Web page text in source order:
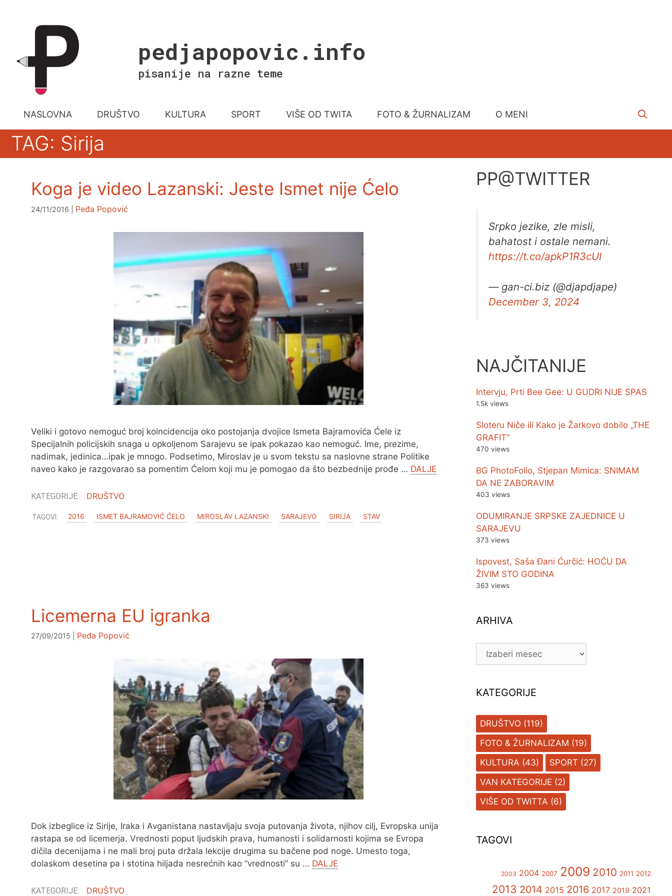
pedjapopovic.info
pisanije na razne teme
NASLOVNA DRUŠTVO KULTURA SPORT VIŠE OD TWITA FOTO & ŽURNALIZAM O MENI
TAG: Sirija
Koga je video Lazanski: Jeste Ismet nije Ćelo
24/11/2016 Peđa Popović
Veliki i gotovo nemoguć broj koincidencija oko postojanja dvojice Ismeta Bajramovića Ćele iz
Specijalnih policijskih snaga u opkoljenom Sarajevu se ipak pokazao kao nemoguć. Ime, prezime,
nadimak, jedinica…ipak je mnogo. Podsetimo, Miroslav je u svom tekstu sa naslovne strane Politike
naveo kako je razgovarao sa pomentim Ćelom koji mu je pomogao da što bezbednije prođe … DALJE
DRUŠTVO
2016 ISMET BAJRAMOVIĆ ĆELO MIROSLAV LAZANSKI SARAJEVO SIRIJA STAV
Licemerna EU igranka
27/09/2015 Peđa Popović
Dok izbeglice iz Sirije, Iraka i Avganistana nastavljaju svoja putovanja života, njihov cilj, Evropska unija
rastapa se od licemerja. Vrednosti poput ljudskih prava, humanosti i solidarnosti kojima se Evropa
dičila decenijama i ne mali broj puta držala lekcije drugima su bačene pod noge. Umesto toga,
dolaskom desetina pa i stotina hiljada nesrećnih kao “vrednosti” su … DALJE
DRUŠTVO
PP@TWITTER
Srpko jezike, zle misli,
bahatost i ostale nemani.
https://t.co/apkP1R3cUI
— gan-ci.biz (@djapdjape)
December 3, 2024
NAJČITANIJE
Intervju, Prti Bee Gee: U GUDRI NIJE SPAS
1.5k views
Sloteru Niče ili Kako je Žarkovo dobilo „THE
GRAFIT”
470 views
BG PhotoFolio, Stjepan Mimica: SNIMAM
DA NE ZABORAVIM
403 views
ODUMIRANJE SRPSKE ZAJEDNICE U
SARAJEVU
373 views
Ispovest, Saša Đani Ćurčić: HOĆU DA
ŽIVIM STO GODINA
363 views
ARHIVA
ARHIVA
KATEGORIJE
DRUŠTVO (119)
FOTO & ŽURNALIZAM (19)
KULTURA (43) SPORT (27)
VAN KATEGORIJE (2)
VIŠE OD TWITTA (6)
TAGOVI
2003 2004 2007 2009 2010 2011 2012
2013 2014 2015 2016 2017 2019 2021